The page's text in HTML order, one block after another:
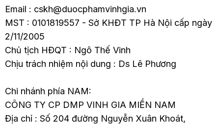
Email : cskh@duocphamvinhgia.vn
MST : 0101819557 - Sở KHĐT TP Hà Nội cấp ngày
2/11/2005
Chủ tịch HĐQT : Ngô Thế Vinh
Chịu trách nhiệm nội dung : Ds Lê Phương
Chi nhánh phía NAM:
CÔNG TY CP DMP VINH GIA MIỀN NAM
Địa chỉ : Số 204 đường Nguyễn Xuân Khoát,